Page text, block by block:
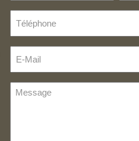
(Nécessaire)
Mail
Message